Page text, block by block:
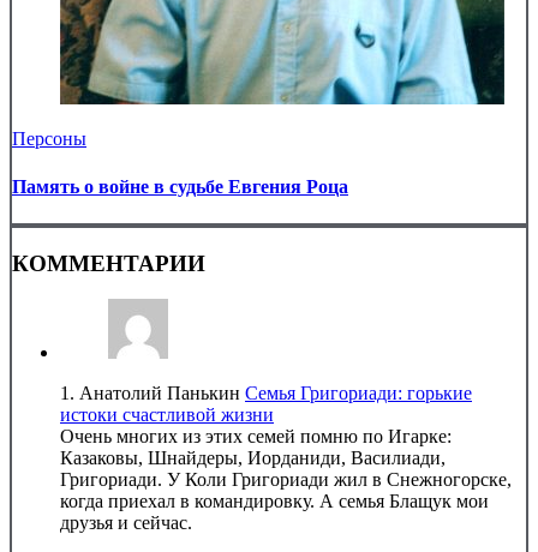
Персоны
Память о войне в судьбе Евгения Роца
КОММЕНТАРИИ
1. Анатолий Панькин Семья Григориади: горькие
истоки счастливой жизни
Очень многих из этих семей помню по Игарке:
Казаковы, Шнайдеры, Иорданиди, Василиади,
Григориади. У Коли Григориади жил в Снежногорске,
когда приехал в командировку. А семья Блащук мои
друзья и сейчас.